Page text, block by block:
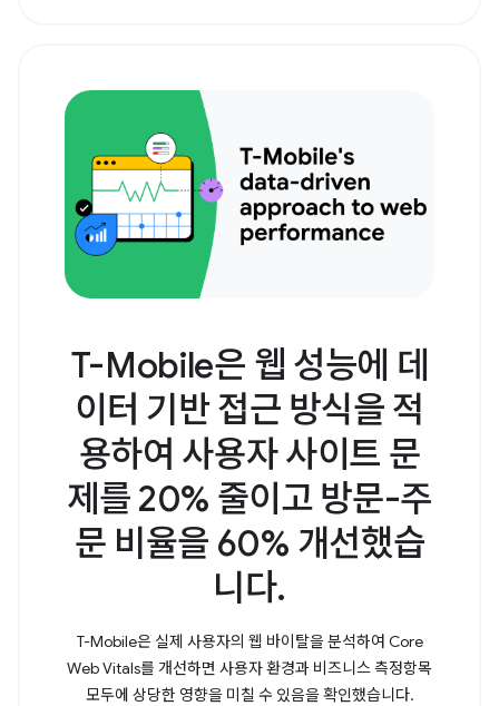
T-Mobile은 웹 성능에 데
이터 기반 접근 방식을 적
용하여 사용자 사이트 문
제를 20% 줄이고 방문-주
문 비율을 60% 개선했습
니다.
T-Mobile은 실제 사용자의 웹 바이탈을 분석하여 Core
Web Vitals를 개선하면 사용자 환경과 비즈니스 측정항목
모두에 상당한 영향을 미칠 수 있음을 확인했습니다.